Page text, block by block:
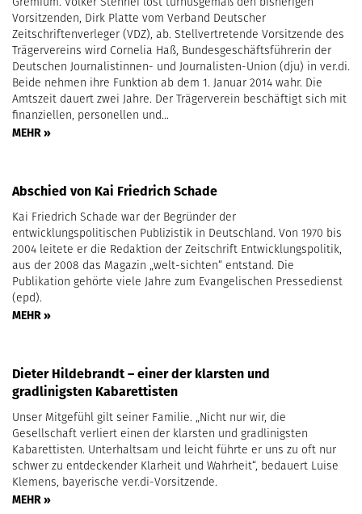
Vorsitzenden, Dirk Platte vom Verband Deutscher
Zeitschriftenverleger (VDZ), ab. Stellvertretende Vorsitzende des
Trägervereins wird Cornelia Haß, Bundesgeschäftsführerin der
Deutschen Journalistinnen- und Journalisten-Union (dju) in ver.di.
Beide nehmen ihre Funktion ab dem 1. Januar 2014 wahr. Die
Amtszeit dauert zwei Jahre. Der Trägerverein beschäftigt sich mit
finanziellen, personellen und…
MEHR »
Abschied von Kai Friedrich Schade
Kai Friedrich Schade war der Begründer der
entwicklungspolitischen Publizistik in Deutschland. Von 1970 bis
2004 leitete er die Redaktion der Zeitschrift Entwicklungspolitik,
aus der 2008 das Magazin „welt-sichten“ entstand. Die
Publikation gehörte viele Jahre zum Evangelischen Pressedienst
(epd).
MEHR »
Dieter Hildebrandt – einer der klarsten und
gradlinigsten Kabarettisten
Unser Mitgefühl gilt seiner Familie. „Nicht nur wir, die
Gesellschaft verliert einen der klarsten und gradlinigsten
Kabarettisten. Unterhaltsam und leicht führte er uns zu oft nur
schwer zu entdeckender Klarheit und Wahrheit“, bedauert Luise
Klemens, bayerische ver.di-Vorsitzende.
MEHR »